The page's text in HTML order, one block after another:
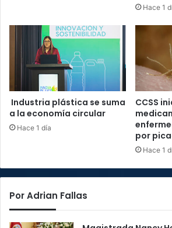
Hace 1
Industria plástica se suma
a la economía circular
Hace 1 día
CCSS
por
Hace 1
Por Adrian Fallas